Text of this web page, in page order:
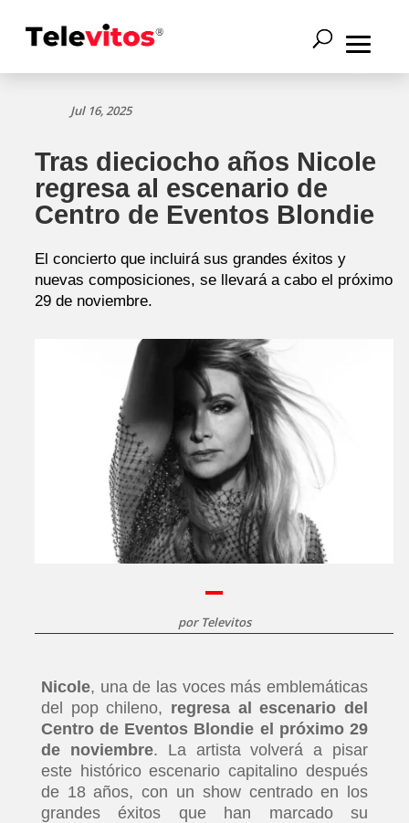
Jul 16, 2025
Tras dieciocho años Nicole
regresa al escenario de
Centro de Eventos Blondie
El concierto que incluirá sus grandes éxitos y
nuevas composiciones, se llevará a cabo el próximo
29 de noviembre.
por Televitos
Nicole, una de las voces más emblemáticas
del pop chileno, regresa al escenario del
Centro de Eventos Blondie el próximo 29
de noviembre. La artista volverá a pisar
este histórico escenario capitalino después
de 18 años, con un show centrado en los
grandes éxitos que han marcado su